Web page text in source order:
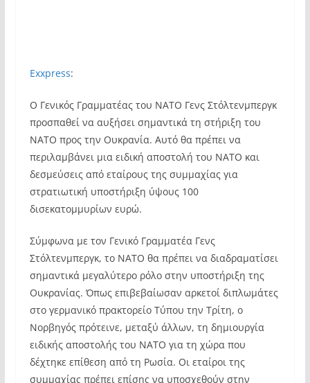
Exxpress:
Ο Γενικός Γραμματέας του ΝΑΤΟ Γενς Στόλτενμπεργκ
προσπαθεί να αυξήσει σημαντικά τη στήριξη του
ΝΑΤΟ προς την Ουκρανία. Αυτό θα πρέπει να
περιλαμβάνει μια ειδική αποστολή του ΝΑΤΟ και
δεσμεύσεις από εταίρους της συμμαχίας για
στρατιωτική υποστήριξη ύψους 100
δισεκατομμυρίων ευρώ.
Σύμφωνα με τον Γενικό Γραμματέα Γενς
Στόλτενμπεργκ, το ΝΑΤΟ θα πρέπει να διαδραματίσει
σημαντικά μεγαλύτερο ρόλο στην υποστήριξη της
Ουκρανίας. Όπως επιβεβαίωσαν αρκετοί διπλωμάτες
στο γερμανικό πρακτορείο Τύπου την Τρίτη, ο
Νορβηγός πρότεινε, μεταξύ άλλων, τη δημιουργία
ειδικής αποστολής του ΝΑΤΟ για τη χώρα που
δέχτηκε επίθεση από τη Ρωσία. Οι εταίροι της
συμμαχίας πρέπει επίσης να υποσχεθούν στην